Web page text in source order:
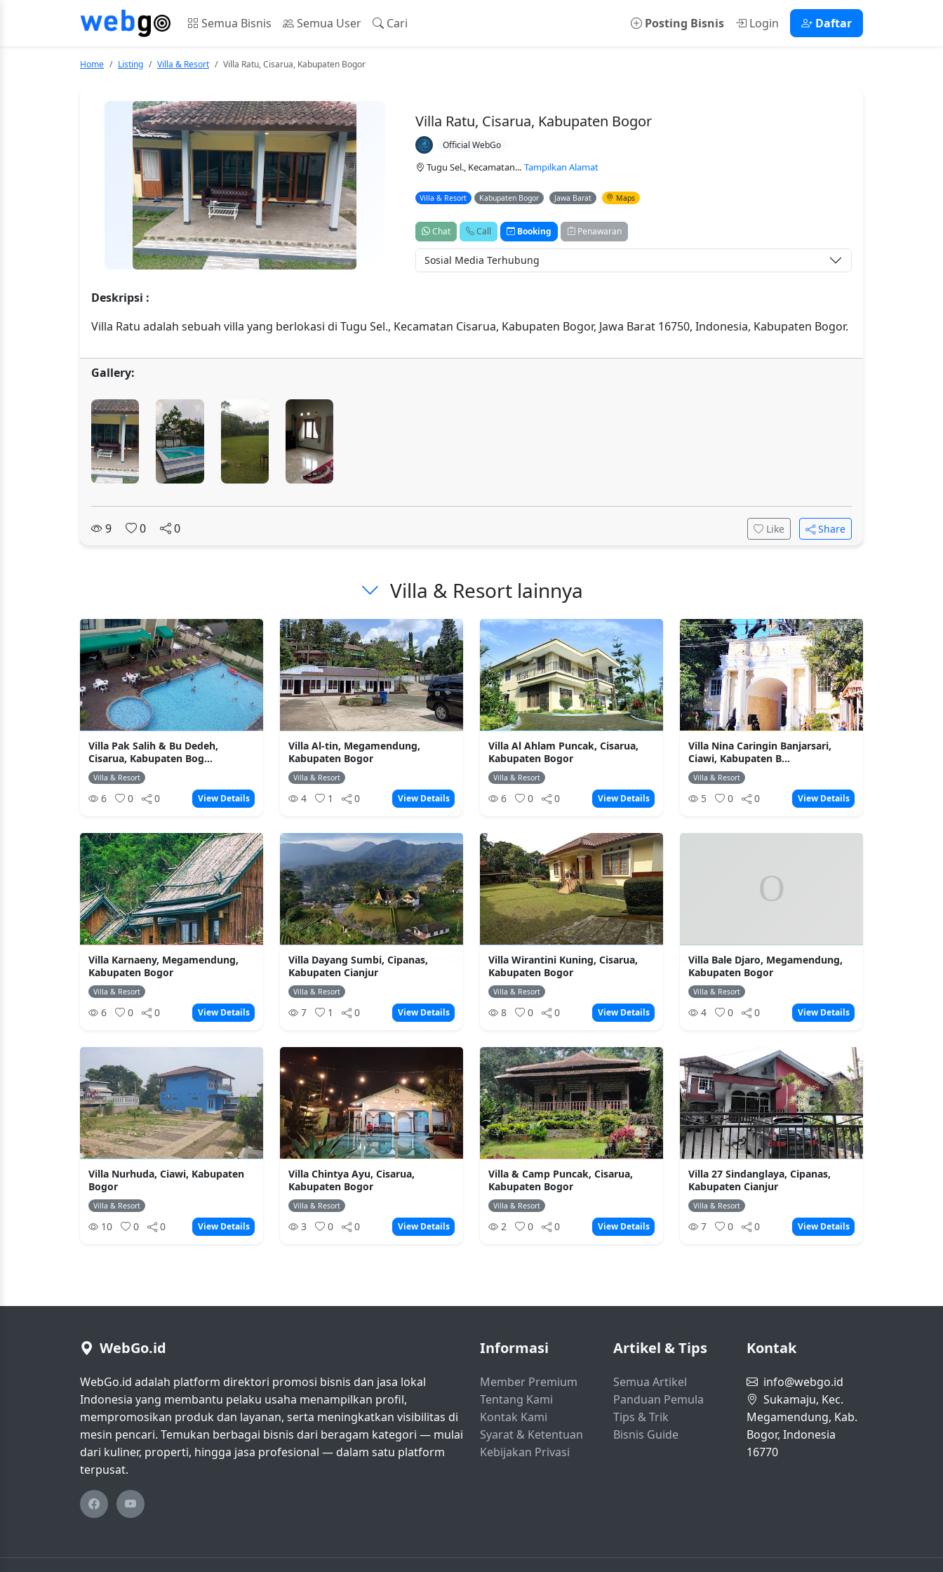
Semua Bisnis Semua User Cari Posting Bisnis Login Daftar
Home Listing Villa & Resort Villa Ratu, Cisarua, Kabupaten Bogor
Villa Ratu, Cisarua, Kabupaten Bogor
Official WebGo
Tugu Sel., Kecamatan... Tampilkan Alamat
Villa & Resort Kabupaten Bogor Jawa Barat Maps
Chat Call Booking Penawaran
Sosial Media Terhubung
Deskripsi :
Villa Ratu adalah sebuah villa yang berlokasi di Tugu Sel., Kecamatan Cisarua, Kabupaten Bogor, Jawa Barat 16750, Indonesia, Kabupaten Bogor.
Gallery:
9 0 0 Like Share
Villa & Resort lainnya
Villa Pak Salih & Bu Dedeh,
Cisarua, Kabupaten Bog...
Villa & Resort
6 0 0 View Details
Villa Al-tin, Megamendung,
Kabupaten Bogor
Villa & Resort
4 1 0 View Details
Villa Al Ahlam Puncak, Cisarua,
Kabupaten Bogor
Villa & Resort
6 0 0 View Details
Villa Nina Caringin Banjarsari,
Ciawi, Kabupaten B...
Villa & Resort
5 0 0 View Details
Villa Karnaeny, Megamendung,
Kabupaten Bogor
Villa & Resort
6 0 0 View Details
Villa Dayang Sumbi, Cipanas,
Kabupaten Cianjur
Villa & Resort
7 1 0 View Details
Villa Wirantini Kuning, Cisarua,
Kabupaten Bogor
Villa & Resort
8 0 0 View Details
Villa Bale Djaro, Megamendung,
Kabupaten Bogor
Villa & Resort
4 0 0 View Details
Villa Nurhuda, Ciawi, Kabupaten
Bogor
Villa & Resort
10 0 0 View Details
Villa Chintya Ayu, Cisarua,
Kabupaten Bogor
Villa & Resort
3 0 0 View Details
Villa & Camp Puncak, Cisarua,
Kabupaten Bogor
Villa & Resort
2 0 0 View Details
Villa 27 Sindanglaya, Cipanas,
Kabupaten Cianjur
Villa & Resort
7 0 0 View Details
WebGo.id
WebGo.id adalah platform direktori promosi bisnis dan jasa lokal
Indonesia yang membantu pelaku usaha menampilkan profil,
mempromosikan produk dan layanan, serta meningkatkan visibilitas di
mesin pencari. Temukan berbagai bisnis dari beragam kategori — mulai
dari kuliner, properti, hingga jasa profesional — dalam satu platform
terpusat.
Informasi
Member Premium
Tentang Kami
Kontak Kami
Syarat & Ketentuan
Kebijakan Privasi
Artikel & Tips
Semua Artikel
Panduan Pemula
Tips & Trik
Bisnis Guide
Kontak
info@webgo.id
Sukamaju, Kec.
Megamendung, Kab.
Bogor, Indonesia
16770